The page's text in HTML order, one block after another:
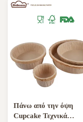
Πάνω από την όψη
Cupcake Τεχνικά